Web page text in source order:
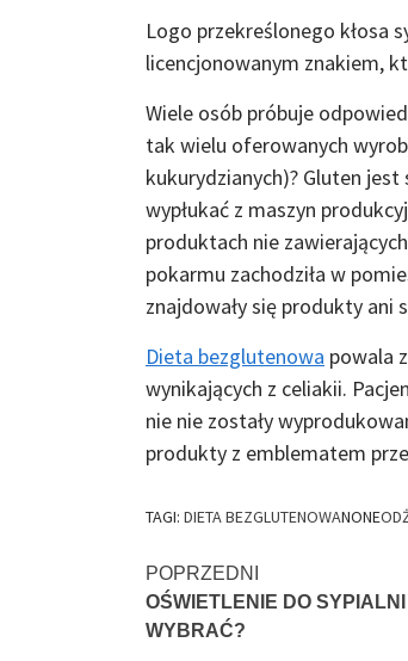
Logo przekreślonego kłosa
licencjonowanym znakiem,
Wiele osób próbuje
tak wielu oferowanych
kukurydzianych)? Gluten
wypłukać z maszyn
produktach nie
pokarmu zachodziła w
znajdowały się produkty ani
Dieta bezglutenowa powala
wynikających z celiakii.
nie nie zostały
produkty z emblematem
TAGI: DIETA BEZGLUTENOWANONE
Nawigacja
wpisu
POPRZEDNI
OŚWIETLENIE DO
WYBRAĆ?